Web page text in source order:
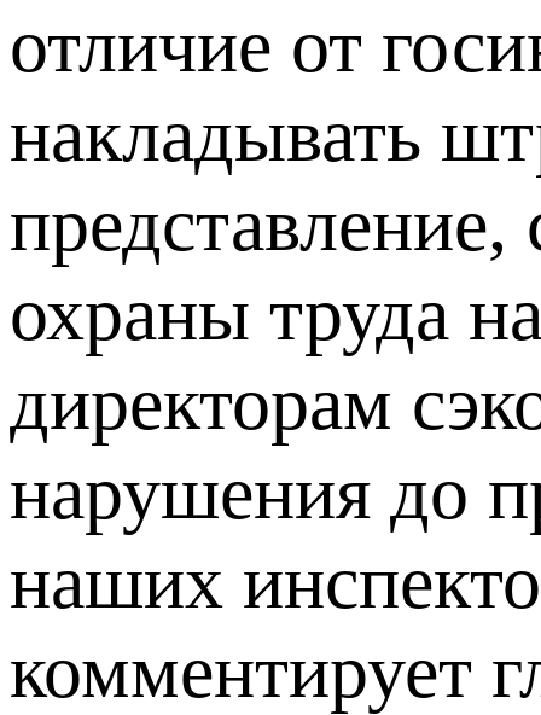
отличие от
накладывать
охраны труда
директорам
нарушения до
наших
комментирует